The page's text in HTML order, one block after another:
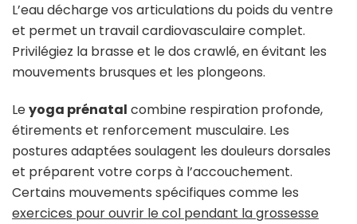
L’eau décharge vos articulations du poids du ventre
et permet un travail cardiovasculaire complet.
Privilégiez la brasse et le dos crawlé, en évitant les
mouvements brusques et les plongeons.
Leyoga prénatal combine respiration profonde,
étirements et renforcement musculaire. Les
postures adaptées soulagent les douleurs dorsales
et préparent votre corps à l’accouchement.
Certains mouvements spécifiques comme les
exercices pour ouvrir le col pendant la grossesse